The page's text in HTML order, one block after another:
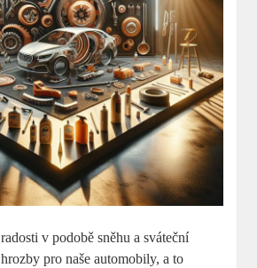
v podobě sněhu a sváteční
pro naše automobily, a to